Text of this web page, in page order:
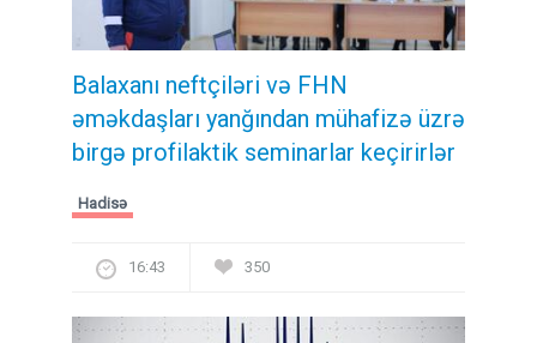
Balaxanı neftçiləri və FHN
əməkdaşları yanğından mühafizə üzrə
birgə profilaktik seminarlar keçirirlər
Hadisə
16:43 350